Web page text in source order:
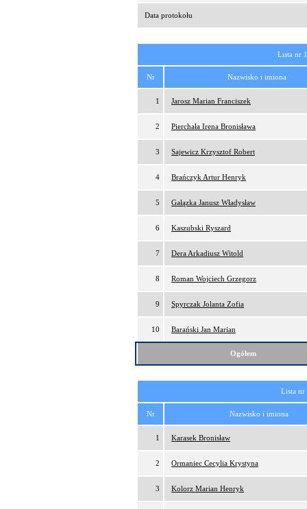
Data protokołu
Lista nr
Nr Nazwisko i imiona
1 Jarosz Marian Franciszek
2 Pierchała Irena Bronisława
3 Sajewicz Krzysztof Robert
4 Brańczyk Artur Henryk
5 Gałązka Janusz Władysław
6 Kaszubski Ryszard
7 Dera Arkadiusz Witold
8 Roman Wojciech Grzegorz
9 Spyrczak Jolanta Zofia
10 Barański Jan Marian
Ogółem
Lista
Nr Nazwisko i imiona
1 Karasek Bronisław
2 Ormaniec Cecylia Krystyna
3 Kolorz Marian Henryk